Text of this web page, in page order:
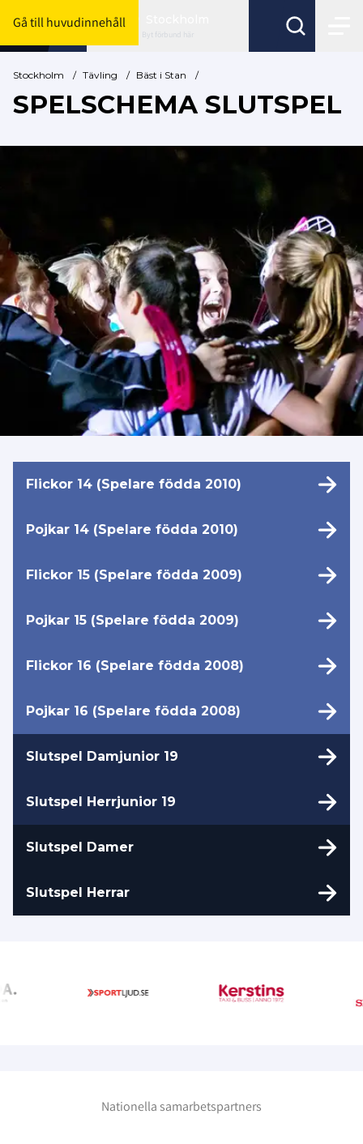
Gå till huvudinnehåll
Byt förbund här
Stockholm / Tävling / Bäst i Stan /
SPELSCHEMA SLUTSPEL
Flickor 14 (Spelare födda 2010)
Pojkar 14 (Spelare födda 2010)
Flickor 15 (Spelare födda 2009)
Pojkar 15 (Spelare födda 2009)
Flickor 16 (Spelare födda 2008)
Pojkar 16 (Spelare födda 2008)
Slutspel Damjunior 19
Slutspel Herrjunior 19
Slutspel Damer
Slutspel Herrar
Nationella samarbetspartners